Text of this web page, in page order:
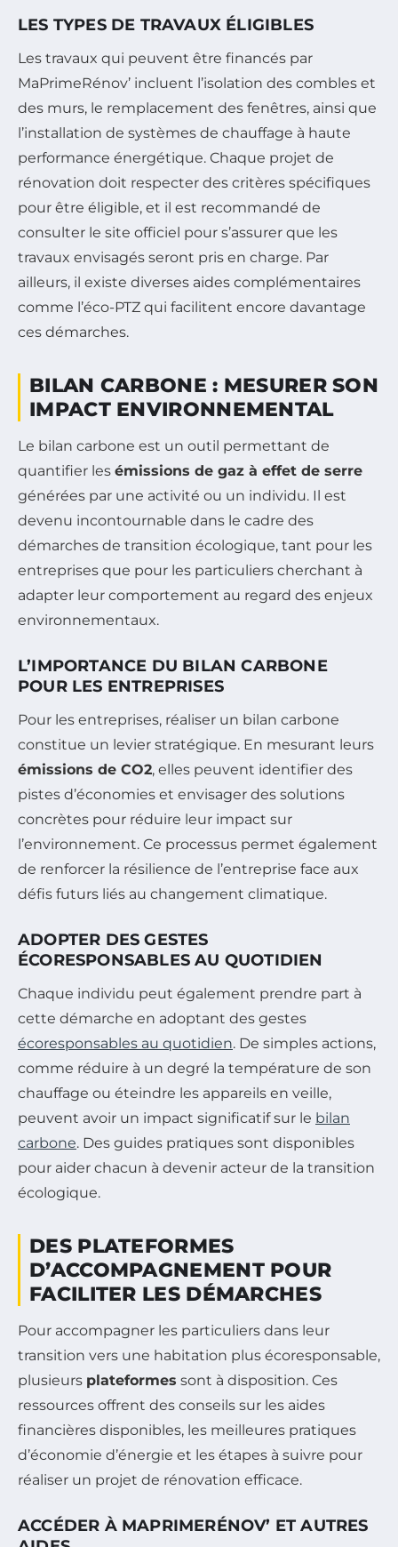
LES TYPES DE TRAVAUX ÉLIGIBLES
Les travaux qui peuvent être financés par
MaPrimeRénov’ incluent l’isolation des combles et
des murs, le remplacement des fenêtres, ainsi que
l’installation de systèmes de chauffage à haute
performance énergétique. Chaque projet de
rénovation doit respecter des critères spécifiques
pour être éligible, et il est recommandé de
consulter le site officiel pour s’assurer que les
travaux envisagés seront pris en charge. Par
ailleurs, il existe diverses aides complémentaires
comme l’éco-PTZ qui facilitent encore davantage
ces démarches.
BILAN CARBONE : MESURER SON
IMPACT ENVIRONNEMENTAL
Le bilan carbone est un outil permettant de
quantifier les émissions de gaz à effet de serre
générées par une activité ou un individu. Il est
devenu incontournable dans le cadre des
démarches de transition écologique, tant pour les
entreprises que pour les particuliers cherchant à
adapter leur comportement au regard des enjeux
environnementaux.
L’IMPORTANCE DU BILAN CARBONE
POUR LES ENTREPRISES
Pour les entreprises, réaliser un bilan carbone
constitue un levier stratégique. En mesurant leurs
émissions de CO2, elles peuvent identifier des
pistes d’économies et envisager des solutions
concrètes pour réduire leur impact sur
l’environnement. Ce processus permet également
de renforcer la résilience de l’entreprise face aux
défis futurs liés au changement climatique.
ADOPTER DES GESTES
ÉCORESPONSABLES AU QUOTIDIEN
Chaque individu peut également prendre part à
cette démarche en adoptant des gestes
écoresponsables au quotidien. De simples actions,
comme réduire à un degré la température de son
chauffage ou éteindre les appareils en veille,
peuvent avoir un impact significatif sur le bilan
carbone. Des guides pratiques sont disponibles
pour aider chacun à devenir acteur de la transition
écologique.
DES PLATEFORMES
D’ACCOMPAGNEMENT POUR
FACILITER LES DÉMARCHES
Pour accompagner les particuliers dans leur
transition vers une habitation plus écoresponsable,
plusieurs plateformes sont à disposition. Ces
ressources offrent des conseils sur les aides
financières disponibles, les meilleures pratiques
d’économie d’énergie et les étapes à suivre pour
réaliser un projet de rénovation efficace.
ACCÉDER À MAPRIMERÉNOV’ ET AUTRES